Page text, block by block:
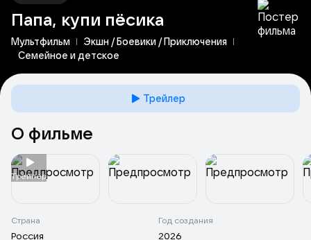
Папа, купи пёсика
Мультфильм
Экшн / Боевики / Приключения
Семейное и детское
Трейлер
О фильме
Tрейлер
Страна
Россия
Год создания
2026